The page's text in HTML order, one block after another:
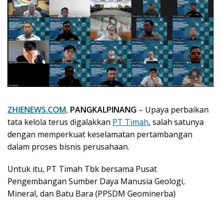
ZHIENEWS.COM, PANGKALPINANG – Upaya perbaikan
tata kelola terus digalakkan PT Timah, salah satunya
dengan memperkuat keselamatan pertambangan
dalam proses bisnis perusahaan.
Untuk itu, PT Timah Tbk bersama Pusat
Pengembangan Sumber Daya Manusia Geologi,
Mineral, dan Batu Bara (PPSDM Geominerba)